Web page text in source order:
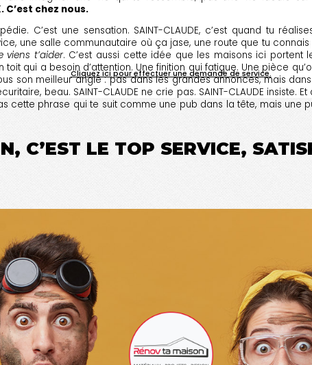
C’est chez nous.
C’est une sensation. SAINT-CLAUDE, c’est quand tu
une salle communautaire où ça jase, une route que tu
t’aider. C’est aussi cette idée que les maisons ici portent
toit qui a besoin d’attention. Une finition qui fatigue. Une pièce
son meilleur angle : pas dans les grandes annonces, mais
beau. SAINT-CLAUDE ne crie pas. SAINT-CLAUDE insiste.
cette phrase qui te suit comme une pub dans la tête, mais une
C’EST LE TOP SERVICE,
Cliquez ici pour effectuer une demande de service.